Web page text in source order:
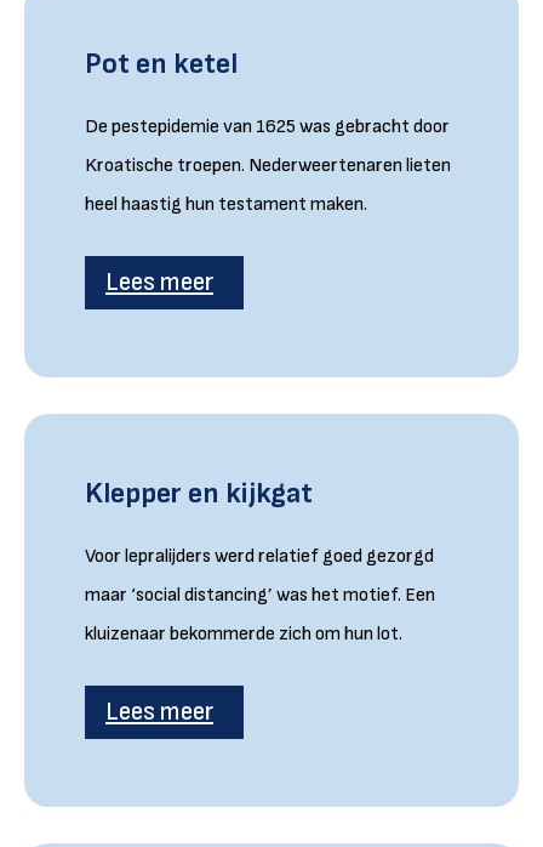
Pot en ketel
De pestepidemie van 1625 was gebracht door
Kroatische troepen. Nederweertenaren lieten
heel haastig hun testament maken.
Lees meer
Klepper en kijkgat
Voor lepralijders werd relatief goed gezorgd
maar ‘social distancing’ was het motief. Een
kluizenaar bekommerde zich om hun lot.
Lees meer